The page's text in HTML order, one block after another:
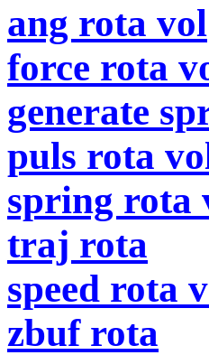
ang rota vol
force rota
generate
puls rota
spring rota
traj rota
speed rota
zbuf rota